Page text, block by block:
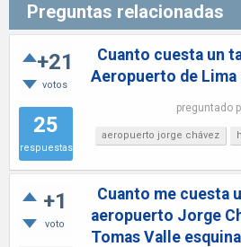
Preguntas relacionadas
+21
votos
25
respuestas
Cuanto cuesta un
Aeropuerto de Lima
preguntado
aeropuerto jorge chávez
+1
voto
Cuanto me cuesta
aeropuerto Jorge
Tomas Valle